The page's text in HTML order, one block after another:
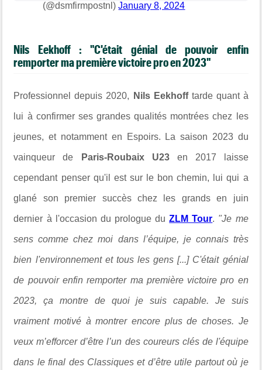
(@dsmfirmpostnl)January 8, 2024
Nils Eekhoff : "C'était génial de pouvoir enfin
remporter ma première victoire pro en 2023"
Professionnel depuis 2020, Nils Eekhofftarde quant à
lui à confirmer ses grandes qualités montrées chez les
jeunes, et notamment en Espoirs. La saison 2023 du
vainqueur de Paris-Roubaix U23en 2017 laisse
cependant penser qu'il est sur le bon chemin, lui qui a
glané son premier succès chez les grands en juin
dernier à l'occasion du prologue duZLM Tour. "Je me
sens comme chez moi dans l’équipe, je connais très
bien l'environnement et tous les gens [...] C'était génial
de pouvoir enfin remporter ma première victoire pro en
2023, ça montre de quoi je suis capable. Je suis
vraiment motivé à montrer encore plus de choses. Je
veux m’efforcer d’être l’un des coureurs clés de l'équipe
dans le final des Classiques et d’être utile partout où je